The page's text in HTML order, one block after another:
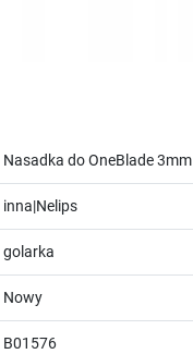
Nasadka do OneBlade 3mm
inna|Nelips
golarka
Nowy
B01576